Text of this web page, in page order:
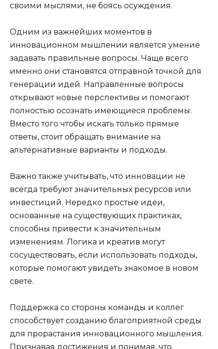
своими мыслями, не боясь осуждения.
Одним из важнейших моментов в
инновационном мышлении является умение
задавать правильные вопросы. Чаще всего
именно они становятся отправной точкой для
генерации идей. Направленные вопросы
открывают новые перспективы и помогают
полностью осознать имеющиеся проблемы.
Вместо того чтобы искать только прямые
ответы, стоит обращать внимание на
альтернативные варианты и подходы.
Важно также учитывать, что инновации не
всегда требуют значительных ресурсов или
инвестиций. Нередко простые идеи,
основанные на существующих практиках,
способны привести к значительным
изменениям. Логика и креатив могут
сосуществовать, если использовать подходы,
которые помогают увидеть знакомое в новом
свете.
Поддержка со стороны команды и коллег
способствует созданию благоприятной среды
для прорастания инновационного мышления.
Признавая достижения и понимая, что